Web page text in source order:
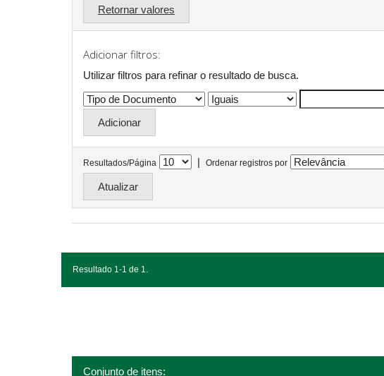
Retornar valores
Adicionar filtros:
Utilizar filtros para refinar o resultado de busca.
Resultados/Página | Ordenar registros por
Resultado 1-1 de 1.
Conjunto de itens: